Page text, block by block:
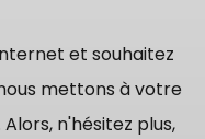
et souhaitez
mettons à votre
n'hésitez plus,